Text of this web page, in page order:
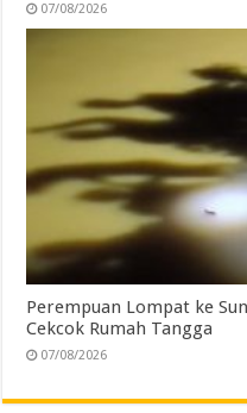
07/08/2026
Perempuan Lompat ke
Cekcok Rumah Tangga
07/08/2026